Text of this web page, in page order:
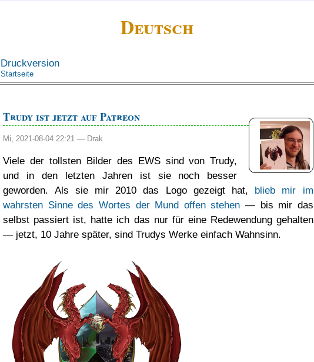
Deutsch
Druckversion
Startseite
Trudy ist jetzt auf Patreon
Mi, 2021-08-04 22:21 — Drak
Viele der tollsten Bilder des EWS sind von Trudy,
und in den letzten Jahren ist sie noch besser
geworden. Als sie mir 2010 das Logo gezeigt hat, blieb mir im
wahrsten Sinne des Wortes der Mund offen stehen — bis mir das
selbst passiert ist, hatte ich das nur für eine Redewendung gehalten
— jetzt, 10 Jahre später, sind Trudys Werke einfach Wahnsinn.